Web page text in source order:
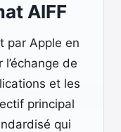
AIFF
par Apple en
de
et les
principal
qui